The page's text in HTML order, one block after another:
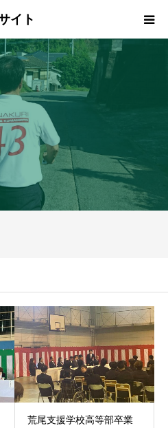
荒尾支援学校高等部卒業